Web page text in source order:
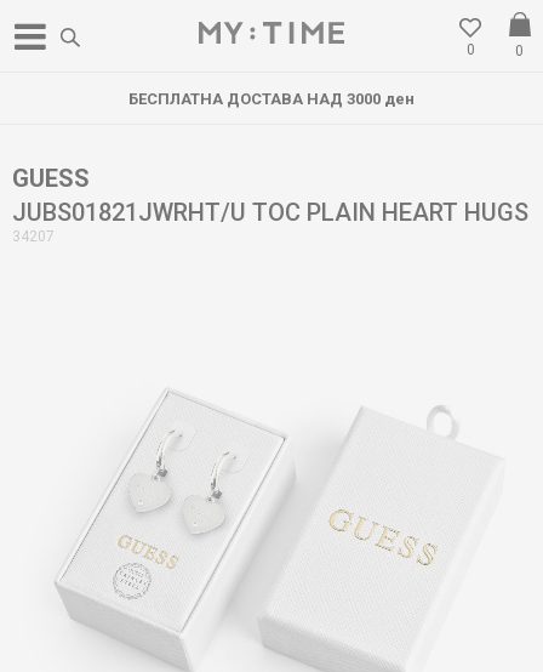
0
0
БЕСПЛАТНА ДОСТАВА НАД 3000 ден
GUESS
JUBS01821JWRHT/U TOC PLAIN HEART HUGS
34207